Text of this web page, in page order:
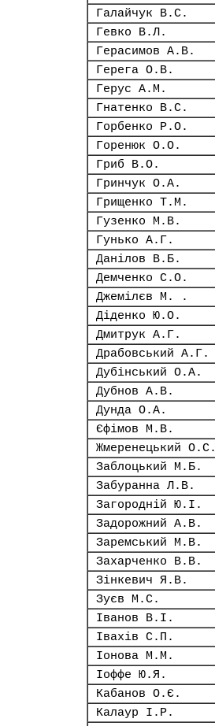
Галайчук В.С.
Гевко В.Л.
Герасимов А.В.
Герега О.В.
Герус А.М.
Гнатенко В.С.
Горбенко Р.О.
Горенюк О.О.
Гриб В.О.
Гринчук О.А.
Грищенко Т.М.
Гузенко М.В.
Гунько А.Г.
Данілов В.Б.
Демченко С.О.
Джемілєв М. .
Діденко Ю.О.
Дмитрук А.Г.
Драбовський А.Г.
Дубінський О.А.
Дубнов А.В.
Дунда О.А.
Єфімов М.В.
Жмеренецький О.С.
Заблоцький М.Б.
Забуранна Л.В.
Загородній Ю.І.
Задорожний А.В.
Заремський М.В.
Захарченко В.В.
Зінкевич Я.В.
Зуєв М.С.
Іванов В.І.
Івахів С.П.
Іонова М.М.
Іоффе Ю.Я.
Кабанов О.Є.
Калаур І.Р.